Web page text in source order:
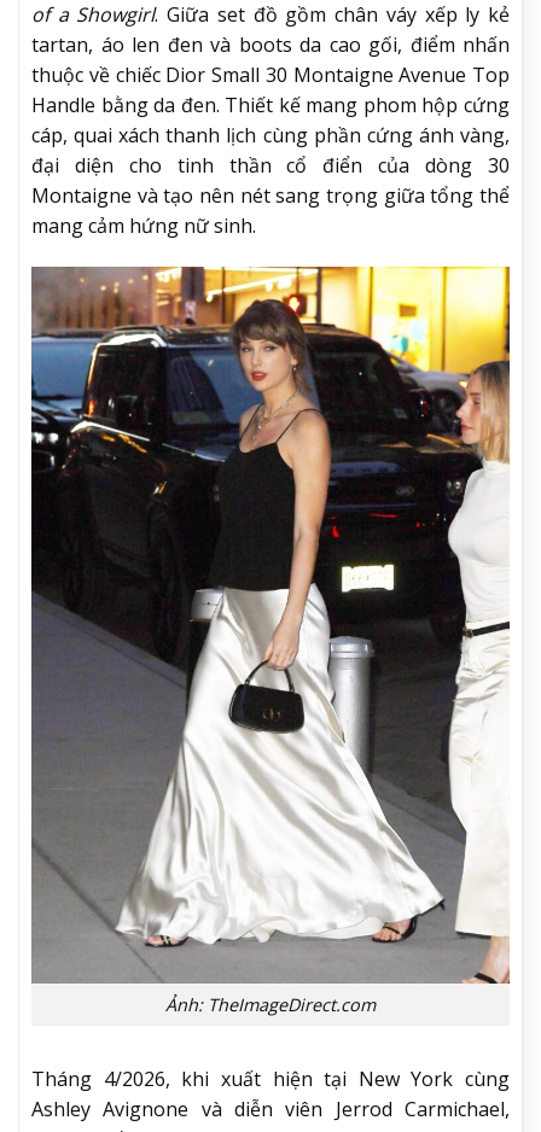
of a Showgirl. Giữa set đồ gồm chân váy xếp ly kẻ
tartan, áo len đen và boots da cao gối, điểm nhấn
thuộc về chiếc Dior Small 30 Montaigne Avenue Top
Handle bằng da đen. Thiết kế mang phom hộp cứng
cáp, quai xách thanh lịch cùng phần cứng ánh vàng,
đại diện cho tinh thần cổ điển của dòng 30
Montaigne và tạo nên nét sang trọng giữa tổng thể
mang cảm hứng nữ sinh.
Ảnh: TheImageDirect.com
Tháng 4/2026, khi xuất hiện tại New York cùng
Ashley Avignone và diễn viên Jerrod Carmichael,